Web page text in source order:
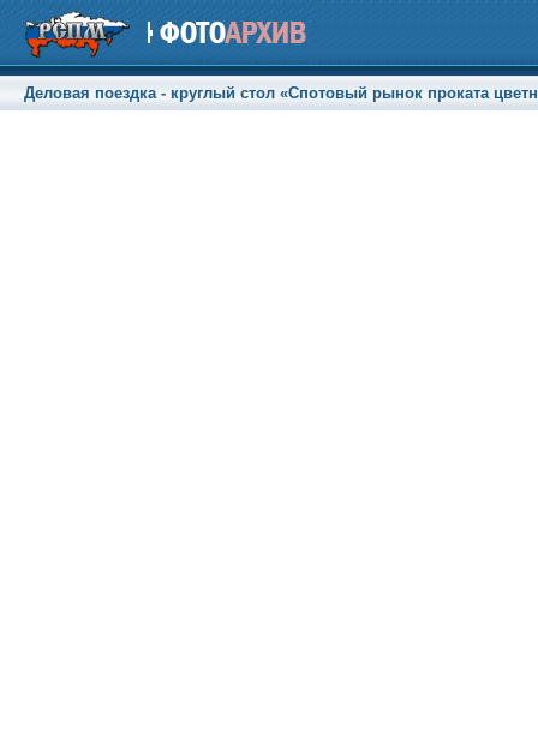
Деловая поездка - круглый стол «Спотовый рынок проката